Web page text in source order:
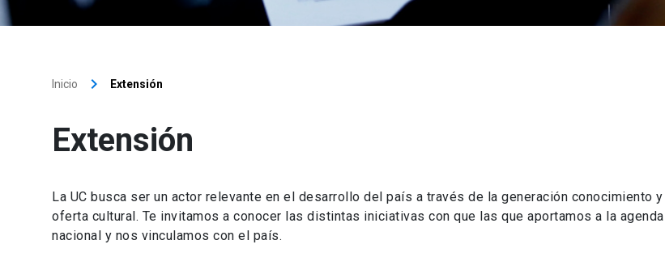
Inicio keyboard_arrow_right Extensión
Extensión
La UC busca ser un actor relevante en el desarrollo del país a través de la generación conocimiento
oferta cultural. Te invitamos a conocer las distintas iniciativas con que las que aportamos a la agenda
nacional y nos vinculamos con el país.